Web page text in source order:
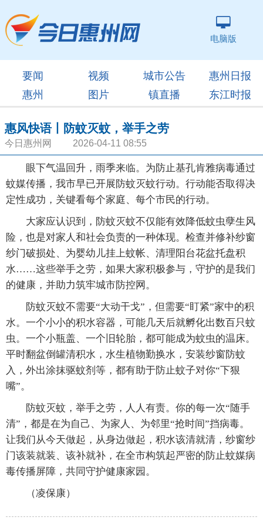
电脑版
要闻 视频 城市公告
惠州日报
惠州
图片 镇直播 东江时报
惠风快语丨防蚊灭蚊，举手之劳
今日惠州网 2026-04-11 08:55
眼下气温回升，雨季来临。为防止基孔肯雅病毒通过
蚊媒传播，我市早已开展防蚊灭蚊行动。行动能否取得决
定性成功，关键看每个家庭、每个市民的行动。
大家应认识到，防蚊灭蚊不仅能有效降低蚊虫孽生风
险，也是对家人和社会负责的一种体现。检查并修补纱窗
纱门破损处、为婴幼儿挂上蚊帐、清理阳台花盆托盘积
水……这些举手之劳，如果大家积极参与，守护的是我们
的健康，并助力筑牢城市防控网。
防蚊灭蚊不需要“大动干戈”，但需要“盯紧”家中的积
水。一个小小的积水容器，可能几天后就孵化出数百只蚊
虫。一个小瓶盖、一个旧轮胎，都可能成为蚊虫的温床。
平时翻盆倒罐清积水，水生植物勤换水，安装纱窗防蚊
入，外出涂抹驱蚊剂等，都有助于防止蚊子对你“下狠
嘴”。
防蚊灭蚊，举手之劳，人人有责。你的每一次“随手
清”，都是在为自己、为家人、为邻里“抢时间”挡病毒。
让我们从今天做起，从身边做起，积水该清就清，纱窗纱
门该装就装、该补就补，在全市构筑起严密的防止蚊媒病
毒传播屏障，共同守护健康家园。
（凌保康）